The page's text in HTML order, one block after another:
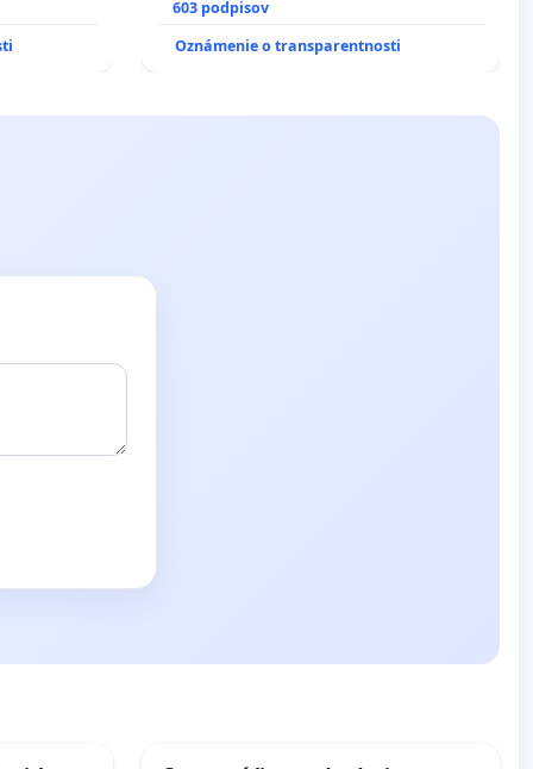
LEN OD
A
VÝLUČNOM VLASTNÍCTVE A POD
& žiadosť na riešenie zanedbaného
603 podpisov
Oznámenie o transparentnosti